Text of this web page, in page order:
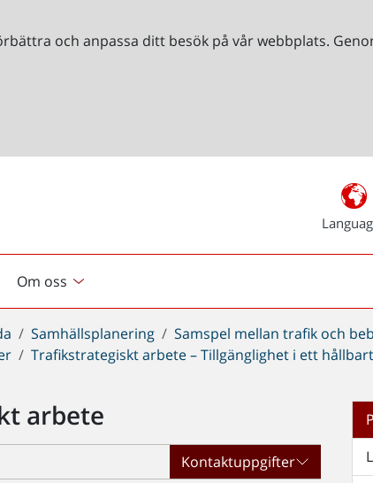
och anpassa ditt besök på vår webbplats.
Om oss
Samhällsplanering
Samspel mellan trafik och
Trafikstrategiskt arbete – Tillgänglighet i ett
arbete
Kontaktuppgifter